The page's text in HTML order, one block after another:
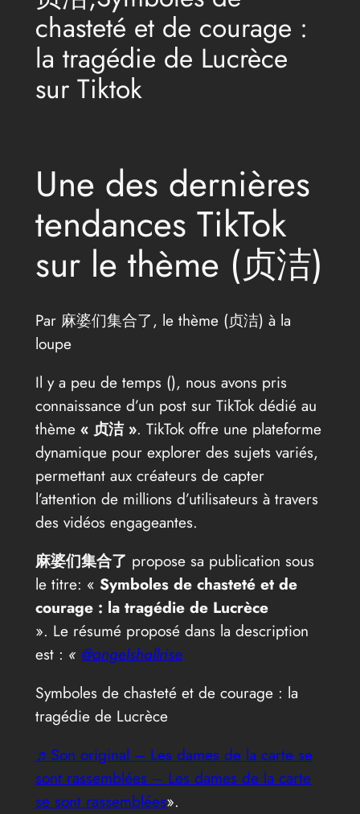
chasteté et de courage :
la tragédie de Lucrèce
sur Tiktok
Une des dernières
tendances TikTok
sur le thème (贞洁)
Par 麻婆们集合了, le thème (贞洁) à la
loupe
Il y a peu de temps (), nous avons pris
connaissance d’un post sur TikTok dédié au
thème « 贞洁 ». TikTok offre une plateforme
dynamique pour explorer des sujets variés,
permettant aux créateurs de capter
l’attention de millions d’utilisateurs à travers
des vidéos engageantes.
麻婆们集合了 propose sa publication sous
le titre: « Symboles de chasteté et de
courage : la tragédie de Lucrèce
». Le résumé proposé dans la description
est : « @angelshallrise
Symboles de chasteté et de courage : la
tragédie de Lucrèce
♬Son original – Les dames de la carte se
sont rassemblées – Les dames de la carte
se sont rassemblées».